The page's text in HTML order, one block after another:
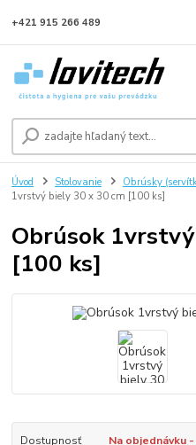
+421 915 266 489
Úvod Stolovanie Obrúsky
1vrstvý biely 30 x 30 cm [100 ks]
Obrúsok
[100 ks]
Dostupnosť Na objednávku